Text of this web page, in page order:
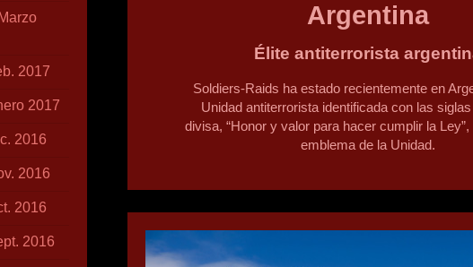
Argentina
Élite antiterrorista
Soldiers-Raids ha estado recientemente en
Unidad antiterrorista identificada con las
divisa, “Honor y valor para hacer cumplir la
emblema de la Unidad.
2017
2017
2016
2016
2016
2016